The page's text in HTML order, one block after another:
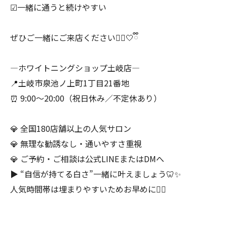
︎︎︎︎☑︎一緒に通うと続けやすい
ぜひご一緒にご来店ください💁‍♀️🤍ྀི
―ホワイトニングショップ土岐店―
📍土岐市泉池ノ上町1丁目21番地
⏰ 9:00〜20:00（祝日休み／不定休あり）
💎 全国180店舗以上の人気サロン
💎 無理な勧誘なし・通いやすさ重視
💎 ご予約・ご相談は公式LINEまたはDMへ
▶︎ “自信が持てる白さ”一緒に叶えましょう🦷✨
人気時間帯は埋まりやすいためお早めに🙇‍♀️